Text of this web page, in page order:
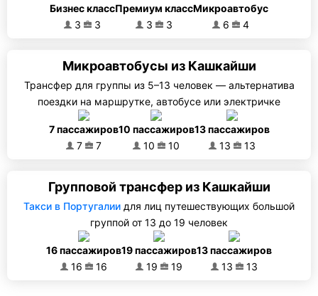
Бизнес класс
3
3
Премиум класс
3
3
Микроавтобус
6
4
Микроавтобусы из Кашкайши
Трансфер для группы из 5–13 человек — альтернатива
поездки на маршрутке, автобусе или электричке
7 пассажиров
7
7
10 пассажиров
10
10
13 пассажиров
13
13
Групповой трансфер из Кашкайши
Такси в Португалии для лиц путешествующих большой
группой от 13 до 19 человек
16 пассажиров
16
16
19 пассажиров
19
19
13 пассажиров
13
13